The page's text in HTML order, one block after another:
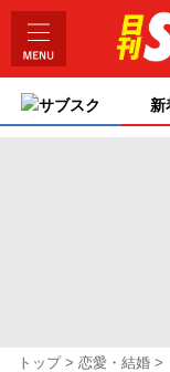
サブスク 新
トップ 恋愛・結婚